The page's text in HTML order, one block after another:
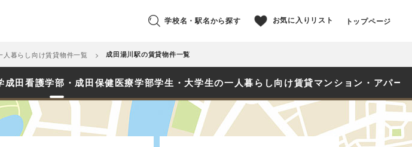
学校名・駅名から探す お気に入りリスト トップページ
人暮らし向け賃貸物件一覧 成田湯川駅の賃貸物件一覧
田看護学部・成田保健医療学部学生・大学生の一人暮らし向け賃貸マンション・アパー